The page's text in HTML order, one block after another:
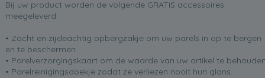
Bij uw product worden de volgende GRATIS accessoires
meegeleverd:
• Zacht en zijdeachtig opbergzakje om uw parels in op te bergen
en te beschermen
• Parelverzorgingskaart om de waarde van uw artikel te
• Parelreinigingsdoekje zodat ze verliezen nooit hun glans.